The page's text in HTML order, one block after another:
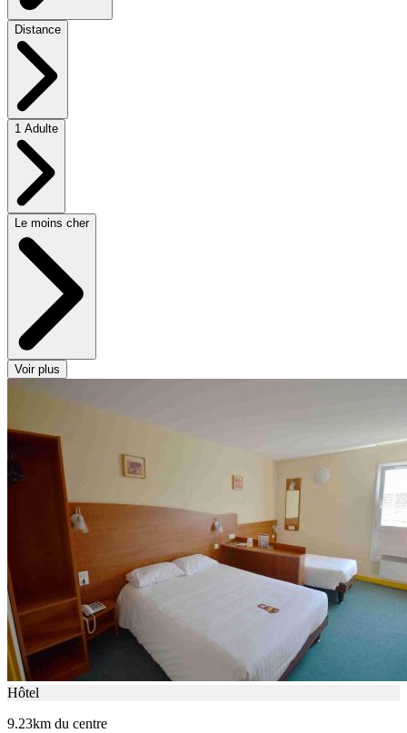
Distance
1 Adulte
Le moins cher
Voir plus
Hôtel
9.23km du centre